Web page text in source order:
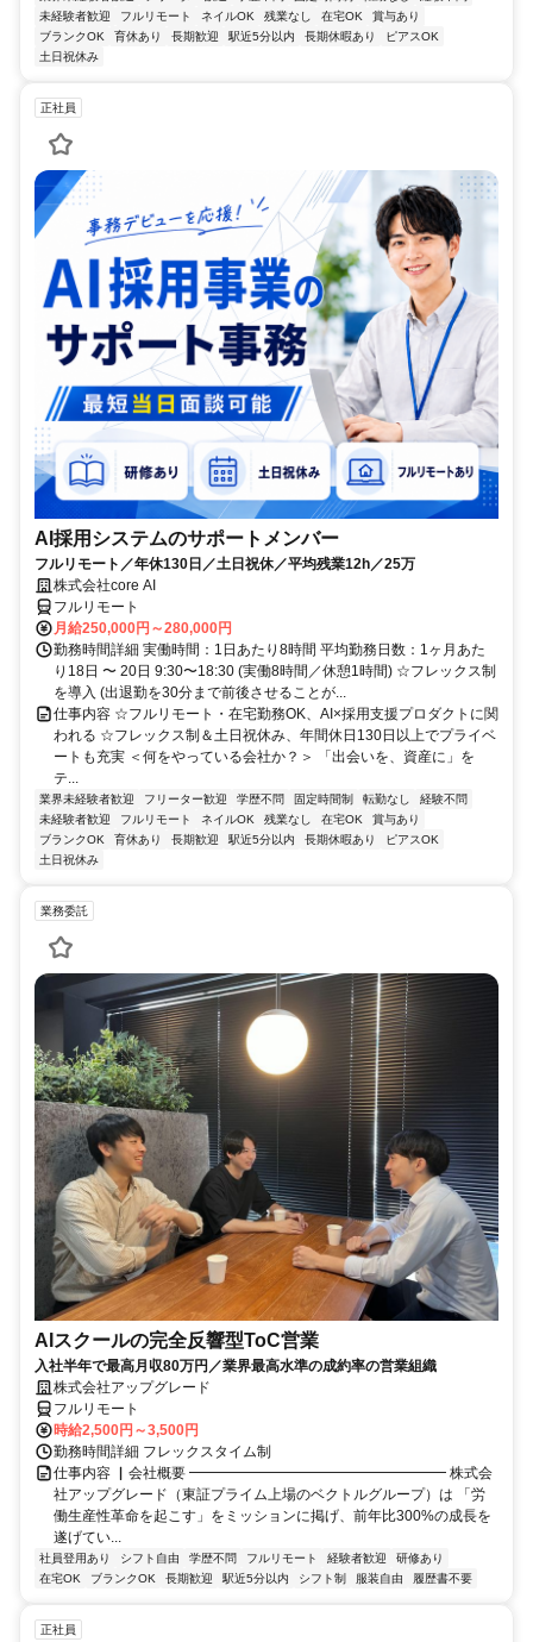
未経験者歓迎
フルリモート ネイルOK 残業なし 在宅OK
賞与あり
ブランクOK
育休あり 長期歓迎 駅近5分以内 長期休暇あり
ピアスOK
土日祝休み
正社員
AI採用システムのサポートメンバー
フルリモート／年休130日／土日祝休／平均残業12h／25万
株式会社core AI
フルリモート
月給250,000円～280,000円
勤務時間詳細 実働時間：1日あたり8時間 平均勤務日数：1ヶ月あた
り18日 〜 20日 9:30〜18:30 (実働8時間／休憩1時間) ☆フレックス制
を導入 (出退勤を30分まで前後させることが...
仕事内容 ☆フルリモート・在宅勤務OK、AI×採用支援プロダクトに関
われる ☆フレックス制＆土日祝休み、年間休日130日以上でプライベ
ートも充実 ＜何をやっている会社か？＞ 「出会いを、資産に」を
テ...
業界未経験者歓迎 フリーター歓迎 学歴不問 固定時間制 転勤なし
経験不問
未経験者歓迎
フルリモート ネイルOK 残業なし 在宅OK
賞与あり
ブランクOK
育休あり 長期歓迎 駅近5分以内 長期休暇あり
ピアスOK
土日祝休み
業務委託
AIスクールの完全反響型ToC営業
入社半年で最高月収80万円／業界最高水準の成約率の営業組織
株式会社アップグレード
フルリモート
時給2,500円～3,500円
勤務時間詳細 フレックスタイム制
仕事内容 ▏会社概要 ━━━━━━━━━━━━━━━━━━ 株式会
社アップグレード（東証プライム上場のベクトルグループ）は 「労
働生産性革命を起こす」をミッションに掲げ、前年比300%の成長を
遂げてい...
社員登用あり シフト自由 学歴不問 フルリモート 経験者歓迎
研修あり
在宅OK
ブランクOK 長期歓迎 駅近5分以内 シフト制 服装自由 履歴書不要
正社員